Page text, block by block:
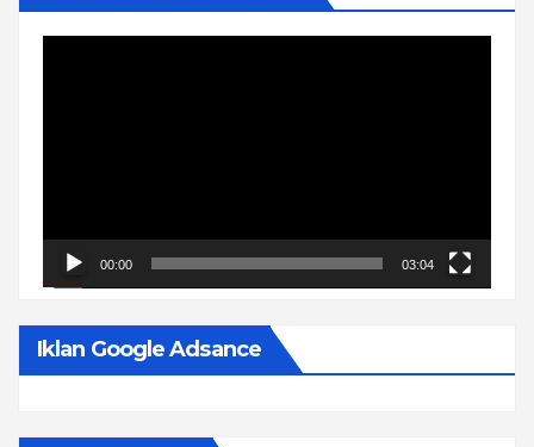
00:00 03:04
Iklan Google Adsance